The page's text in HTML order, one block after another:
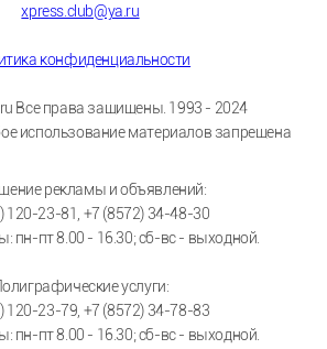
xpress.club@ya.ru
конфиденциальности
Все права защищены. 1993 - 2024
использование материалов запрещена
рекламы и объявлений:
120-23-81, +7 (8572) 34-48-30
пн-пт 8.00 - 16.30; сб-вс - выходной.
услуги:
120-23-79, +7 (8572) 34-78-83
пн-пт 8.00 - 16.30; сб-вс - выходной.